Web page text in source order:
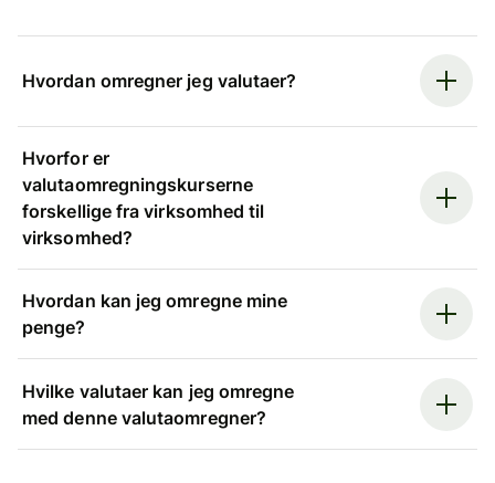
Hvordan omregner jeg valutaer?
Hvorfor er
valutaomregningskurserne
forskellige fra virksomhed til
virksomhed?
Hvordan kan jeg omregne mine
penge?
Hvilke valutaer kan jeg omregne
med denne valutaomregner?